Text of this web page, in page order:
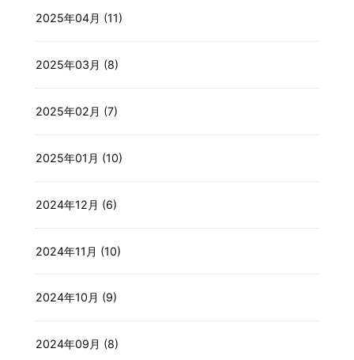
2025年04月 (11)
2025年03月 (8)
2025年02月 (7)
2025年01月 (10)
2024年12月 (6)
2024年11月 (10)
2024年10月 (9)
2024年09月 (8)